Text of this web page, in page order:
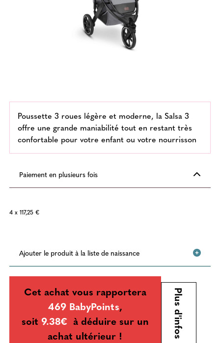
Poussette 3 roues légère et moderne, la Salsa 3
offre une grande maniabilité tout en restant très
confortable pour votre enfant ou votre nourrisson
Paiement en plusieurs fois
4 x 117,25 €
Ajouter le produit à la liste de naissance
Cet achat vous rapportera
469 BabyPoints,
soit 9.38€ à déduire sur un
achat ultérieur !
Plus d'infos